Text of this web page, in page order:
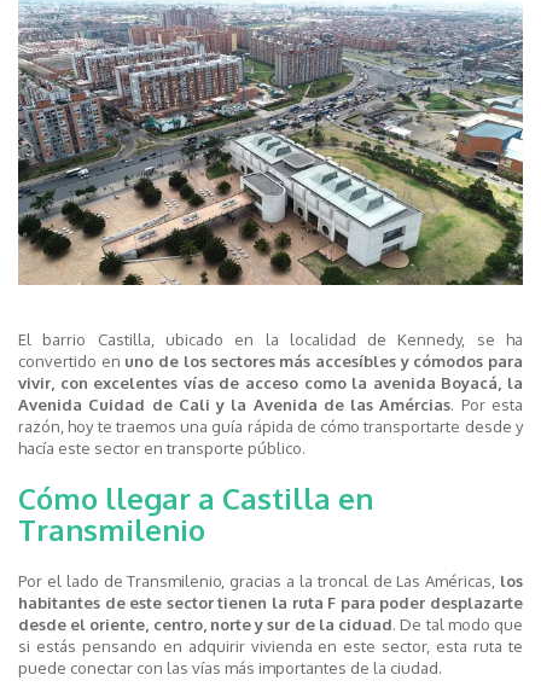
El barrio Castilla, ubicado en la localidad de Kennedy, se ha
convertido en uno de los sectores más accesíbles y cómodos para
vivir, con excelentes vías de acceso como la avenida Boyacá, la
Avenida Cuidad de Cali y la Avenida de las Amércias. Por esta
razón, hoy te traemos una guía rápida de cómo transportarte desde y
hacía este sector en transporte público.
Cómo llegar a Castilla en
Transmilenio
Por el lado de Transmilenio, gracias a la troncal de Las Américas, los
habitantes de este sector tienen la ruta F para poder desplazarte
desde el oriente, centro, norte y sur de la ciduad. De tal modo que
si estás pensando en adquirir vivienda en este sector, esta ruta te
puede conectar con las vías más importantes de la ciudad.